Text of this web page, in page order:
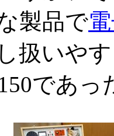
製品で
扱いや
であっ